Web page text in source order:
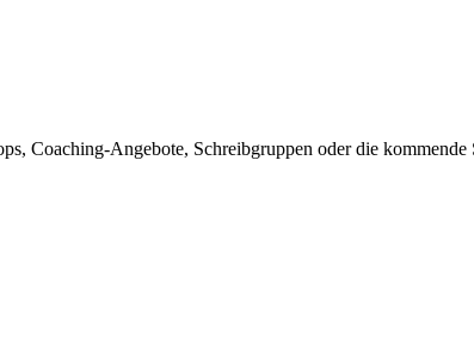
Coaching-Angebote, Schreibgruppen oder die